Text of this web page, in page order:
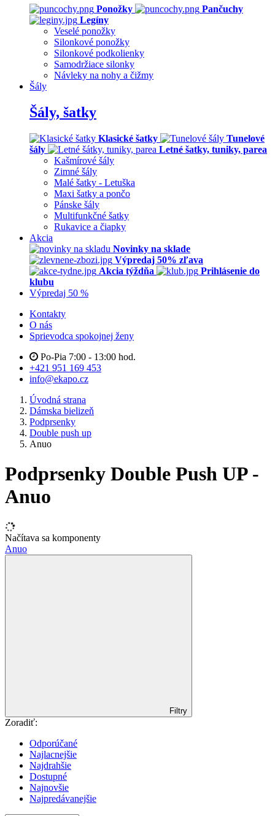
Ponožky
Pančuchy
Legíny
Veselé ponožky
Silonkové ponožky
Silonkové podkolienky
Samodržiace silonky
Návleky na nohy a čižmy
Šály
Šály, šatky
Klasické šatky
Tunelové
šály
Letné šatky, tuniky, parea
Kašmírové šály
Zimné šály
Malé šatky - Letuška
Maxi šatky a pončo
Pánske šály
Multifunkčné šatky
Rukavice a čiapky
Akcia
Novinky na sklade
Výpredaj 50% zľava
Akcia týždňa
Prihlásenie do
klubu
Výpredaj 50 %
Kontakty
O nás
Sprievodca spokojnej ženy
Po-Pia 7:00 - 13:00 hod.
+421 951 169 453
info@ekapo.cz
Úvodná strana
Dámska bielizeň
Podprsenky
Double push up
Anuo
Podprsenky Double Push UP -
Anuo
Načítava sa komponenty
Anuo
Filtry
Zoradiť:
Odporúčané
Najlacnejšie
Najdrahšie
Dostupné
Najnovšie
Najpredávanejšie